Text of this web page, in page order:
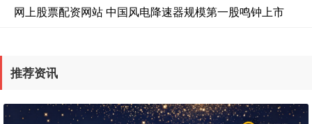
网上股票配资网站 中国风电降速器规模第一股鸣钟上市
推荐资讯